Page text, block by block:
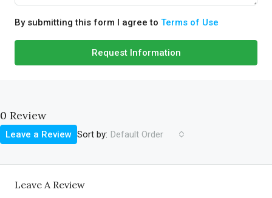
By submitting this form I agree to Terms of Use
Request Information
0 Review
Sort by: Default Order
Leave a Review
Leave A Review